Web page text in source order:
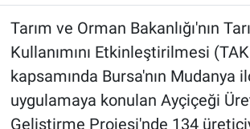
Tarım ve Orman Bakanlığı'nın
Kullanımını Etkinleştirilmesi
kapsamında Bursa'nın Mudanya
uygulamaya konulan Ayçiçeği
Geliştirme Projesi'nde 134